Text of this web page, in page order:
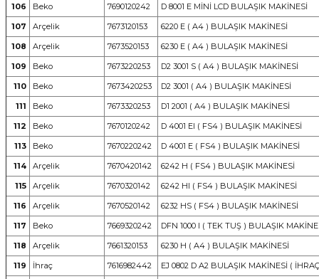
106
Beko 7690120242
D 8001 E MİNİ LCD BULAŞIK MAKİNESİ
107
Arçelik 7673120153
6220 E ( A4 ) BULAŞIK MAKİNESİ
108
Arçelik 7673520153
6230 E ( A4 ) BULAŞIK MAKİNESİ
109
Beko 7673220253
D2 3001 S ( A4 ) BULAŞIK MAKİNESİ
110
Beko 7673420253
D2 3001 ( A4 ) BULAŞIK MAKİNESİ
111
Beko 7673320253
D1 2001 ( A4 ) BULAŞIK MAKİNESİ
112
Beko 7670120242
D 4001 EI ( FS4 ) BULAŞIK MAKİNESİ
113
Beko 7670220242
D 4001 E ( FS4 ) BULAŞIK MAKİNESİ
114
Arçelik 7670420142
6242 H ( FS4 ) BULAŞIK MAKİNESİ
115
Arçelik 7670320142
6242 HI ( FS4 ) BULAŞIK MAKİNESİ
116
Arçelik 7670520142
6232 HS ( FS4 ) BULAŞIK MAKİNESİ
117
Beko 7669320242
DFN 1000 I ( TEK TUŞ ) BULAŞIK
118
Arçelik 7661320153
6230 H ( A4 ) BULAŞIK MAKİNESİ
119
İhraç 7616982442
EJ 0802 D A2 BULAŞIK MAKİNESİ (